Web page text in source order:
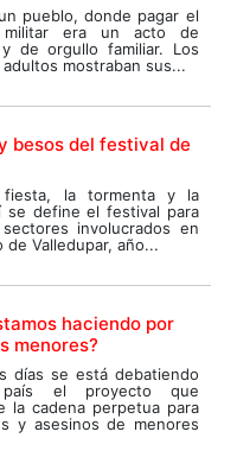
pueblo, donde pagar el
militar era un acto de
de orgullo familiar. Los
mostraban sus...
besos del festival de
fiesta, la tormenta y la
se define el festival para
involucrados en
de Valledupar, año...
haciendo por
menores?
días se está debatiendo
el proyecto que
la cadena perpetua para
y asesinos de menores